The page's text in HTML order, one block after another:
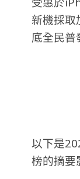
新機採取
底全民普
以下是
榜的摘要